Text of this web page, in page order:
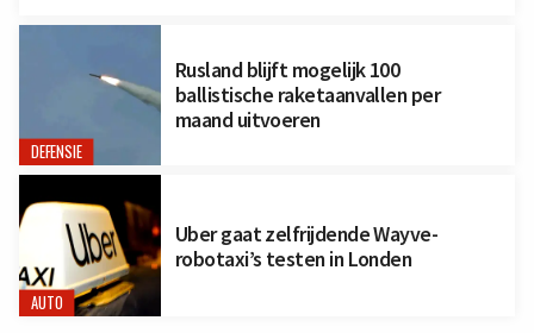
DEFENSIE
Rusland blijft mogelijk 100
ballistische raketaanvallen per
maand uitvoeren
AUTO
Uber gaat zelfrijdende Wayve-
robotaxi’s testen in Londen